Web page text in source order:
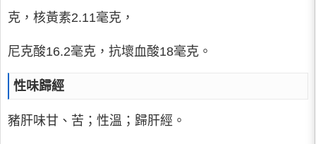
克，核黃素2.11毫克，
尼克酸16.2毫克，抗壞血酸18毫克。
性味歸經
豬肝味甘、苦；性溫；歸肝經。